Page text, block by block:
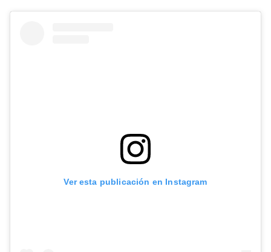
Ver esta publicación en Instagram